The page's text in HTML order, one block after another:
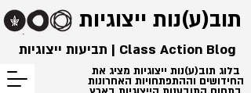
תוב(ע)נות ייצוגיות
בלוג תוב(ע)נות ייצוגיות מציג את
החידושים וההתפתחויות האחרונות
Class Action Blog | תביעות ייצוגיות